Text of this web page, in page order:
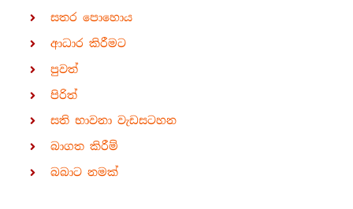
සතර පොහොය
ආධාර කිරීමට
පුවත්
පිරිත්
සති භාවනා වැඩසටහන
බාගත කිරීම්
බබාට නමක්